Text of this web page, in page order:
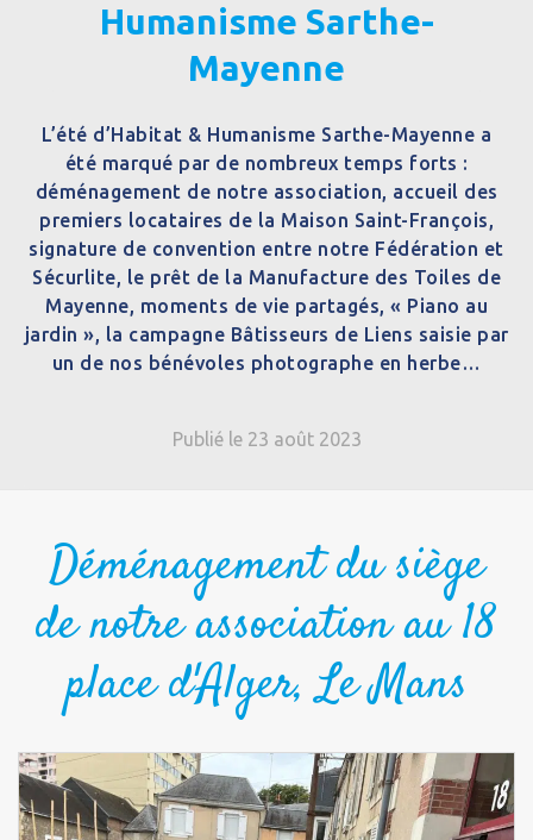
Humanisme Sarthe-
Mayenne
L’été d’Habitat & Humanisme Sarthe-Mayenne a
été marqué par de nombreux temps forts :
déménagement de notre association, accueil des
premiers locataires de la Maison Saint-François,
signature de convention entre notre Fédération et
Sécurlite, le prêt de la Manufacture des Toiles de
Mayenne, moments de vie partagés, « Piano au
jardin », la campagne Bâtisseurs de Liens saisie par
un de nos bénévoles photographe en herbe…
Publié le 23 août 2023
Déménagement du siège
de notre association au 18
place d'Alger, Le Mans